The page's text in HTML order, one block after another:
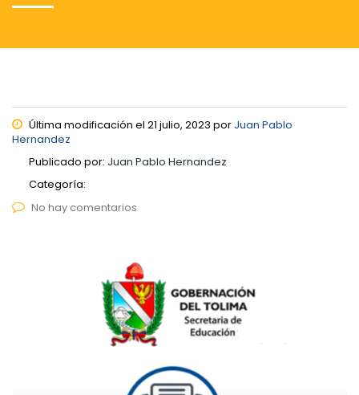
Última modificación el 21 julio, 2023 por Juan Pablo
Hernandez
Publicado por: Juan Pablo Hernandez
Categoría:
No hay comentarios